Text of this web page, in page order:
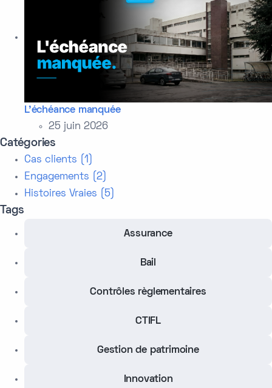
L'échéance manquée
25 juin 2026
Catégories
Cas clients (1)
Engagements (2)
Histoires Vraies (5)
Tags
Assurance
Bail
Contrôles règlementaires
CTIFL
Gestion de patrimoine
Innovation